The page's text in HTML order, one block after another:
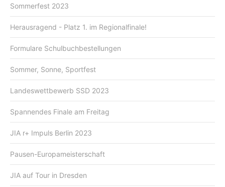
Sommerfest 2023
Herausragend - Platz 1. im Regionalfinale!
Formulare Schulbuchbestellungen
Sommer, Sonne, Sportfest
Landeswettbewerb SSD 2023
Spannendes Finale am Freitag
JIA r+ Impuls Berlin 2023
Pausen-Europameisterschaft
JIA auf Tour in Dresden